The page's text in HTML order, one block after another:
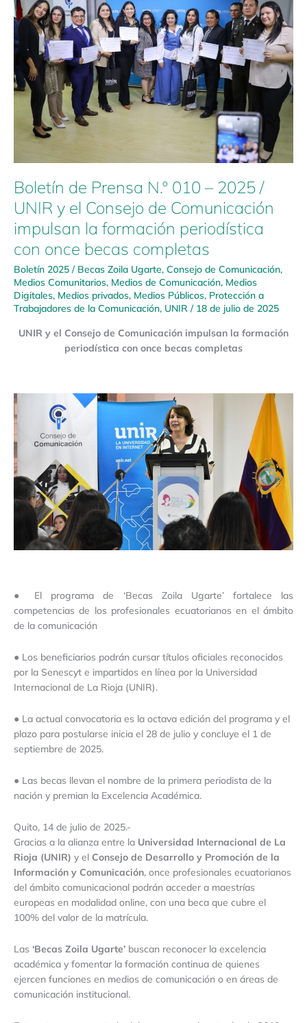
Boletín de Prensa N.º 010 – 2025 /
UNIR y el Consejo de Comunicación
impulsan la formación periodística
con once becas completas
Boletín 2025 / Becas Zoila Ugarte, Consejo de Comunicación,
Medios Comunitarios, Medios de Comunicación, Medios
Digitales, Medios privados, Medios Públicos, Protección a
Trabajadores de la Comunicación, UNIR / 18 de julio de 2025
UNIR y el Consejo de Comunicación impulsan la formación
periodística con once becas completas
● El programa de ‘Becas Zoila Ugarte’ fortalece las
competencias de los profesionales ecuatorianos en el ámbito
de la comunicación
● Los beneficiarios podrán cursar títulos oficiales reconocidos
por la Senescyt e impartidos en línea por la Universidad
Internacional de La Rioja (UNIR).
● La actual convocatoria es la octava edición del programa y el
plazo para postularse inicia el 28 de julio y concluye el 1 de
septiembre de 2025.
● Las becas llevan el nombre de la primera periodista de la
nación y premian la Excelencia Académica.
Quito, 14 de julio de 2025.-
Gracias a la alianza entre la Universidad Internacional de La
Rioja (UNIR) y el Consejo de Desarrollo y Promoción de la
Información y Comunicación, once profesionales ecuatorianos
del ámbito comunicacional podrán acceder a maestrías
europeas en modalidad online, con una beca que cubre el
100% del valor de la matrícula.
Las ‘Becas Zoila Ugarte’ buscan reconocer la excelencia
académica y fomentar la formación continua de quienes
ejercen funciones en medios de comunicación o en áreas de
comunicación institucional.
de
Prensa
N.º
010
2025
/
UNIR
Comunicación
impulsan
la
formación
periodística
con
once
becas
completas